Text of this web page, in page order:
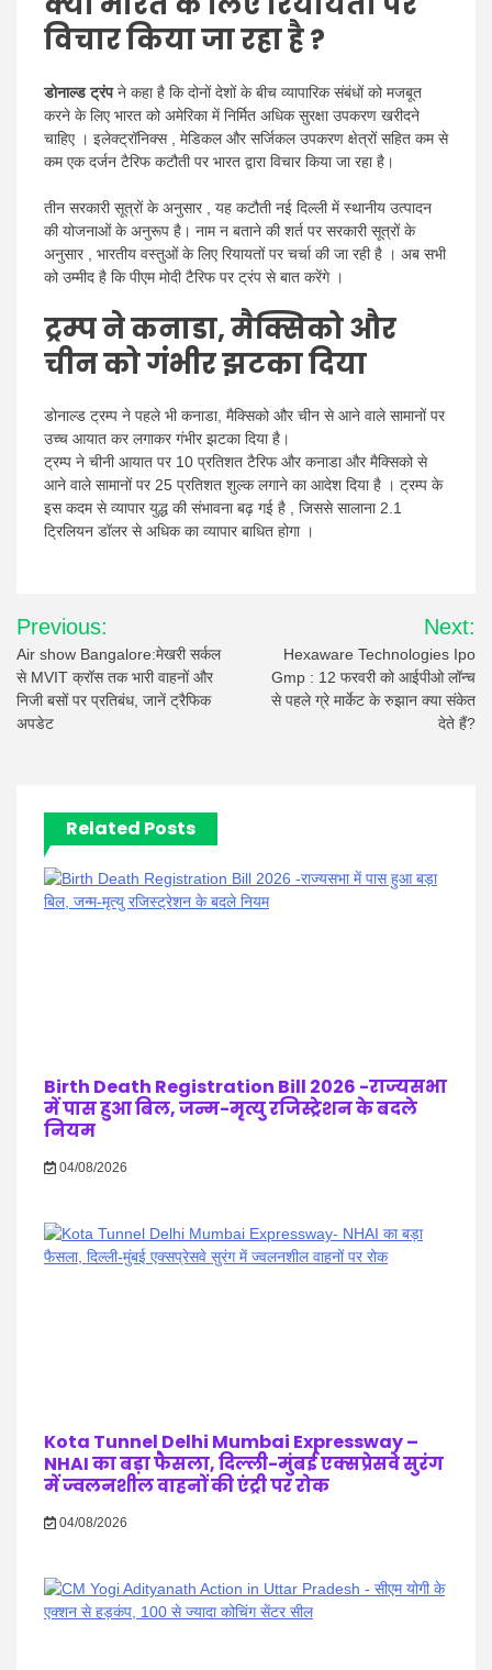
विचार किया जा रहा है ?
डोनाल्ड ट्रंपने कहा है कि दोनों देशों के बीच व्यापारिक संबंधों को मजबूत
करने के लिए भारत को अमेरिका में निर्मित अधिक सुरक्षा उपकरण खरीदने
चाहिए । इलेक्ट्रॉनिक्स , मेडिकल और सर्जिकल उपकरण क्षेत्रों सहित कम से
कम एक दर्जन टैरिफ कटौती पर भारत द्वारा विचार किया जा रहा है।
तीन सरकारी सूत्रों के अनुसार , यह कटौती नई दिल्ली में स्थानीय उत्पादन
की योजनाओं के अनुरूप है। नाम न बताने की शर्त पर सरकारी सूत्रों के
अनुसार , भारतीय वस्तुओं के लिए रियायतों पर चर्चा की जा रही है । अब सभी
को उम्मीद है कि पीएम मोदी टैरिफ पर ट्रंप से बात करेंगे ।
ट्रम्प ने कनाडा, मैक्सिको और
चीन को गंभीर झटका दिया
डोनाल्ड ट्रम्प ने पहले भी कनाडा, मैक्सिको और चीन से आने वाले सामानों पर
उच्च आयात कर लगाकर गंभीर झटका दिया है।
ट्रम्प ने चीनी आयात पर 10 प्रतिशत टैरिफ और कनाडा और मैक्सिको से
आने वाले सामानों पर 25 प्रतिशत शुल्क लगाने का आदेश दिया है । ट्रम्प के
इस कदम से व्यापार युद्ध की संभावना बढ़ गई है , जिससे सालाना 2.1
ट्रिलियन डॉलर से अधिक का व्यापार बाधित होगा ।
Post
navigation
Previous:
Air show Bangalore:मेखरी सर्कल
से MVIT क्रॉस तक भारी वाहनों और
निजी बसों पर प्रतिबंध, जानें ट्रैफिक
अपडेट
Next:
Hexaware Technologies Ipo
Gmp : 12 फरवरी को आईपीओ लॉन्च
से पहले ग्रे मार्केट के रुझान क्या संकेत
देते हैं?
Related Posts
Birth Death Registration Bill 2026 -राज्यसभा
में पास हुआ बिल, जन्म-मृत्यु रजिस्ट्रेशन के बदले
नियम
04/08/2026
Kota Tunnel Delhi Mumbai Expressway –
NHAI का बड़ा फैसला, दिल्ली-मुंबई एक्सप्रेसवे सुरंग
में ज्वलनशील वाहनों की एंट्री पर रोक
04/08/2026